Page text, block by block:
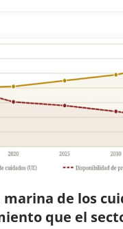
marina de los
que el